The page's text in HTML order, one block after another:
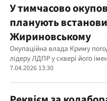
У тимчасово
планують
Жириновському
Окупаційна влада Криму
лідеру ЛДПР у сквері його
7.04.2026 13:30